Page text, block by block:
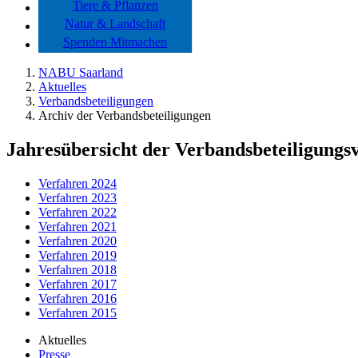
Tiere & Pflanzen
Natur & Landschaft
Spenden Mitmachen
NABU Saarland
Aktuelles
Verbandsbeteiligungen
Archiv der Verbandsbeteiligungen
Jahresübersicht der
Verfahren 2024
Verfahren 2023
Verfahren 2022
Verfahren 2021
Verfahren 2020
Verfahren 2019
Verfahren 2018
Verfahren 2017
Verfahren 2016
Verfahren 2015
Aktuelles
Presse